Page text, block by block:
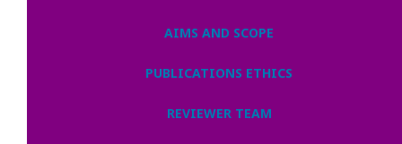
AIMS AND SCOPE
PUBLICATIONS ETHICS
REVIEWER TEAM